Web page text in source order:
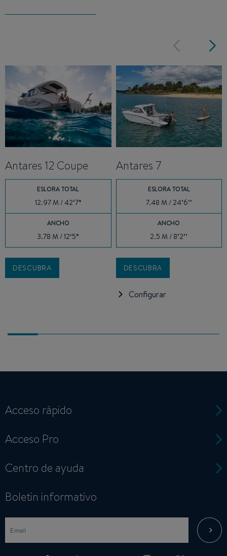
Antares 12 Coupe
ESLORA TOTAL
12.97 M / 42‘7“
ANCHO
3.78 M / 12‘5“
DESCUBRA
Antares 7
ESLORA TOTAL
7.48 M / 24’6’’
ANCHO
2.5 M / 8’2’’
DESCUBRA
Configurar
Acceso rápido
Acceso Pro
Centro de ayuda
Boletin informativo